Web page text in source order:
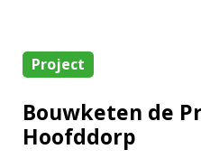
Project
Bouwketen de
Hoofddorp